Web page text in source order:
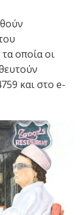
οποία οι
και στο e-